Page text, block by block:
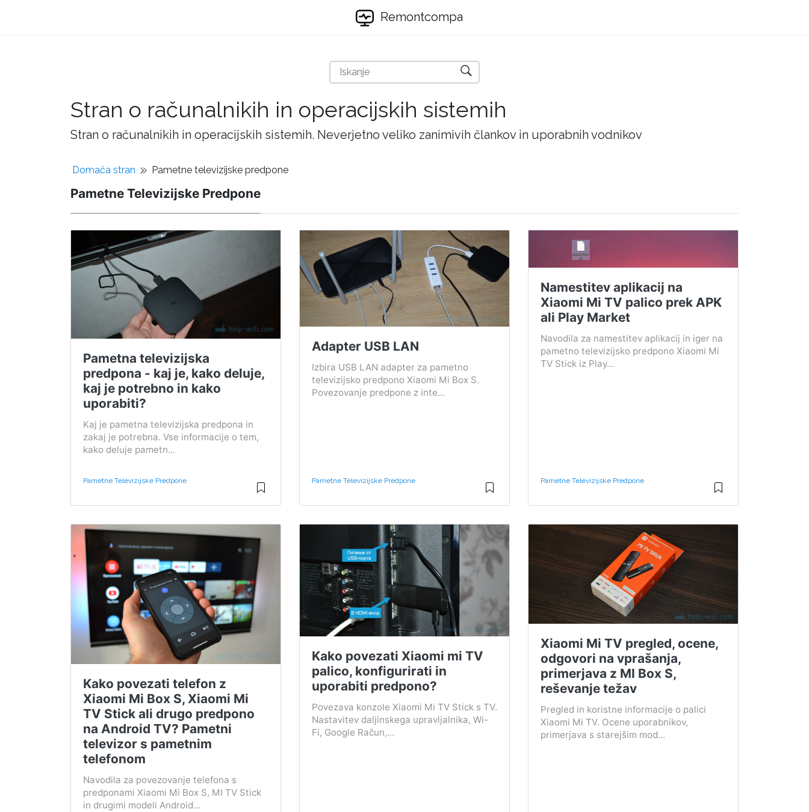
Remontcompa
Stran o računalnikih in operacijskih sistemih
Stran o računalnikih in operacijskih sistemih. Neverjetno veliko zanimivih člankov in uporabnih vodnikov
Domača stran Pametne televizijske predpone
Pametne Televizijske Predpone
Pametna televizijska
predpona - kaj je, kako deluje,
kaj je potrebno in kako
uporabiti?
Kaj je pametna televizijska predpona in
zakaj je potrebna. Vse informacije o tem,
kako deluje pametn...
Pametne Televizijske Predpone
Adapter USB LAN
Izbira USB LAN adapter za pametno
televizijsko predpono Xiaomi Mi Box S.
Povezovanje predpone z inte...
Pametne Televizijske Predpone
Namestitev aplikacij na
Xiaomi Mi TV palico prek APK
ali Play Market
Navodila za namestitev aplikacij in iger na
pametno televizijsko predpono Xiaomi Mi
TV Stick iz Play...
Pametne Televizijske Predpone
Kako povezati telefon z
Xiaomi Mi Box S, Xiaomi Mi
TV Stick ali drugo predpono
na Android TV? Pametni
televizor s pametnim
telefonom
Navodila za povezovanje telefona s
predponami Xiaomi Mi Box S, MI TV Stick
in drugimi modeli Android...
Kako povezati Xiaomi mi TV
palico, konfigurirati in
uporabiti predpono?
Povezava konzole Xiaomi Mi TV Stick s TV.
Nastavitev daljinskega upravljalnika, Wi-
Fi, Google Račun,...
Xiaomi Mi TV pregled, ocene,
odgovori na vprašanja,
primerjava z MI Box S,
reševanje težav
Pregled in koristne informacije o palici
Xiaomi Mi TV. Ocene uporabnikov,
primerjava s starejšim mod...